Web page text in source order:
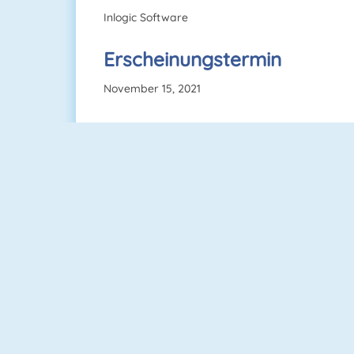
Inlogic Software
Erscheinungstermin
November 15, 2021